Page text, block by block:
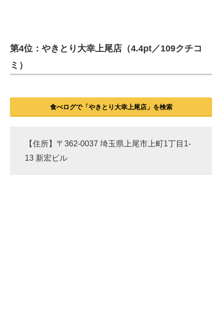
第4位：やきとり大幸上尾店（4.4pt／109クチコ
ミ）
食べログで「やきとり大幸上尾店」を検索
【住所】〒362-0037 埼玉県上尾市上町1丁目1-
13 新宏ビル